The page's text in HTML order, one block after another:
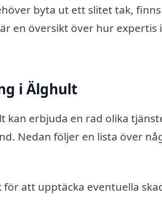
byta ut ett slitet tak,
en översikt över hur expertis
i Älghult
kan erbjuda en rad olika
Nedan följer en lista över
att upptäcka eventuella